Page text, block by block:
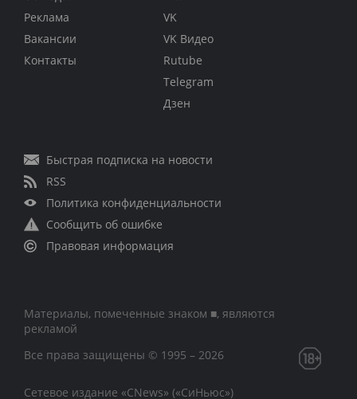
Реклама
Вакансии
Контакты
VK
VK Видео
Rutube
Telegram
Дзен
Быстрая подписка на новости
RSS
Политика конфиденциальности
Сообщить об ошибке
Правовая информация
Материалы, помеченные знаком ■, являются
рекламой
Все права защищены © 1995 – 2026
Сетевое издание «CNews» («СиНьюс»)